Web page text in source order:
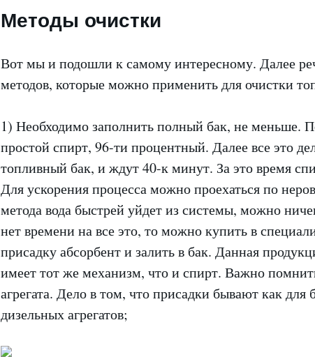
Методы очистки
Вот мы и подошли к самому интересному. Далее
методов, которые можно применить для очистки
1) Необходимо заполнить полный бак, не меньше.
простой спирт, 96-ти процентный. Далее все это
топливный бак, и ждут 40-к минут. За это время
Для ускорения процесса можно проехаться по
метода вода быстрей уйдет из системы, можно
нет времени на все это, то можно купить в
присадку абсорбент и залить в бак. Данная
имеет тот же механизм, что и спирт. Важно
агрегата. Дело в том, что присадки бывают как для
дизельных агрегатов;